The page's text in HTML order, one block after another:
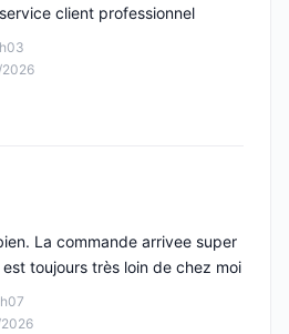
client professionnel
La commande arrivee super
toujours très loin de chez moi